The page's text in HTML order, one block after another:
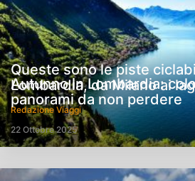
Queste sono le piste
Lombardia, da Milano ai
Redazione Viaggi
22 Ottobre 2025
Autunno in Lombardia:
panorami da non perdere